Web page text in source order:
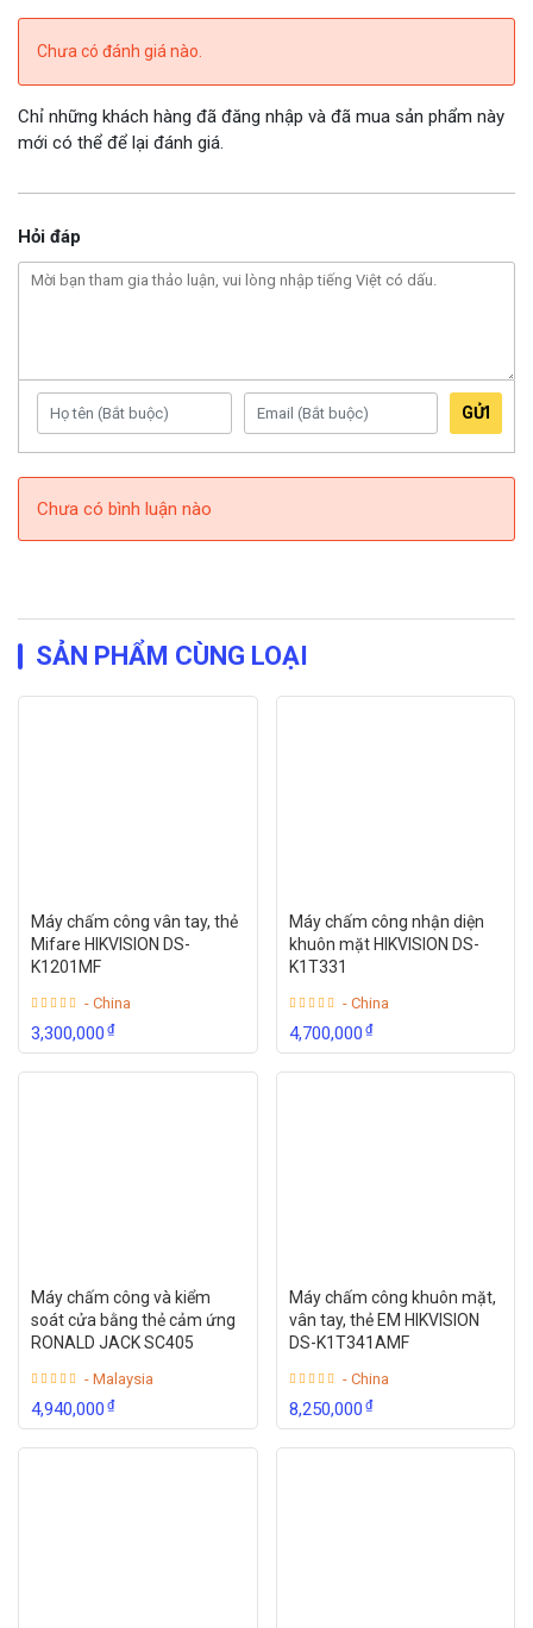
Chưa có đánh giá nào.
Chỉ những khách hàng đã đăng nhập và đã mua sản phẩm này
mới có thể để lại đánh giá.
Hỏi đáp
GỬI
Chưa có bình luận nào
SẢN PHẨM CÙNG LOẠI
Máy chấm công vân tay, thẻ
Mifare HIKVISION DS-
K1201MF
- China
3,300,000₫
Máy chấm công nhận diện
khuôn mặt HIKVISION DS-
K1T331
- China
4,700,000₫
Máy chấm công và kiểm
soát cửa bằng thẻ cảm ứng
RONALD JACK SC405
- Malaysia
4,940,000₫
Máy chấm công khuôn mặt,
vân tay, thẻ EM HIKVISION
DS-K1T341AMF
- China
8,250,000₫